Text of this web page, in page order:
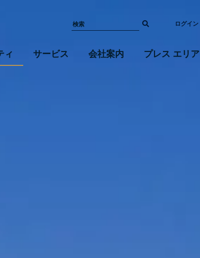
ログイン
ィ サービス 会社案内 プレス エリア